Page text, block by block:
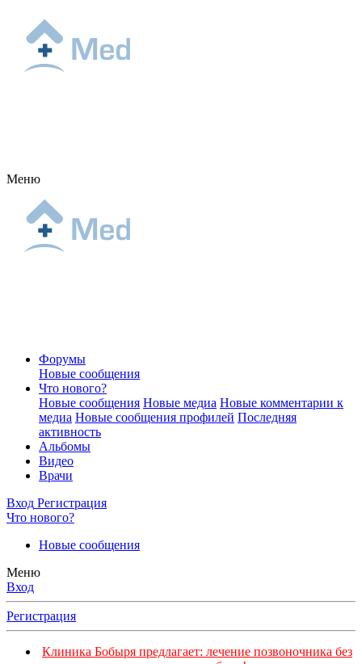
Меню
Форумы
Новые сообщения
Что нового?
Новые сообщения Новые медиа Новые комментарии к
медиа Новые сообщения профилей Последняя
активность
Альбомы
Видео
Врачи
Вход Регистрация
Что нового?
Новые сообщения
Меню
Вход
Регистрация
Клиника Бобыря предлагает: лечение позвоночника без